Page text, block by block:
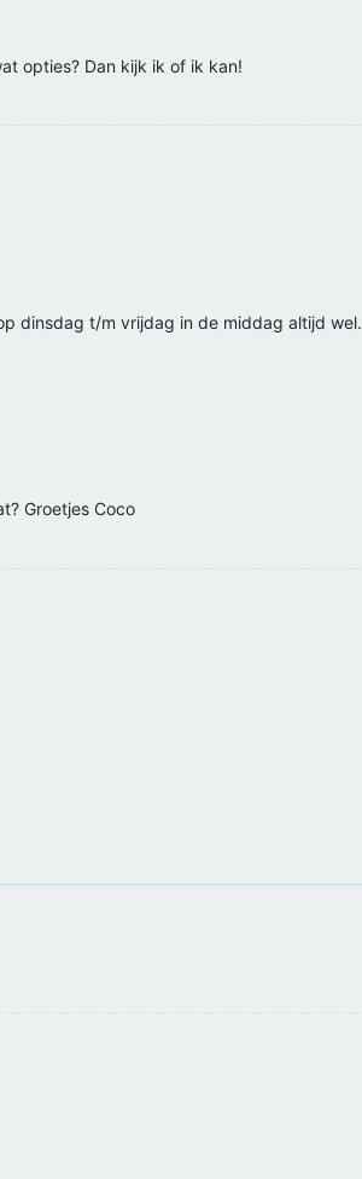
opties? Dan kijk ik of ik kan!
dinsdag t/m vrijdag in de middag altijd wel.
Groetjes Coco